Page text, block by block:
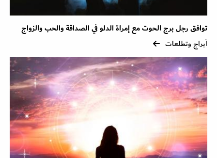
توافق رجل برج الحوت مع إمراة الدلو في الصداقة والحب والزواج
أبراج وتطلعات